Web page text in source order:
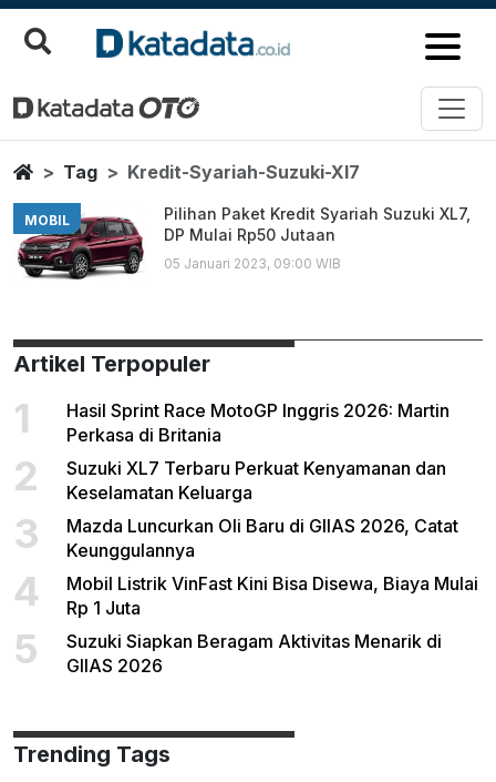
Kredit Syariah Suzuki Xl7
Berita Terbaru
HomeTag Kredit-Syariah-Suzuki-Xl7
MOBIL
Pilihan Paket Kredit Syariah Suzuki XL7,
DP Mulai Rp50 Jutaan
05 Januari 2023, 09:00 WIB
Artikel Terpopuler
1
Hasil Sprint Race MotoGP Inggris 2026: Martin
Perkasa di Britania
2
Suzuki XL7 Terbaru Perkuat Kenyamanan dan
Keselamatan Keluarga
3
Mazda Luncurkan Oli Baru di GIIAS 2026, Catat
Keunggulannya
4
Mobil Listrik VinFast Kini Bisa Disewa, Biaya Mulai
Rp 1 Juta
5
Suzuki Siapkan Beragam Aktivitas Menarik di
GIIAS 2026
Trending Tags